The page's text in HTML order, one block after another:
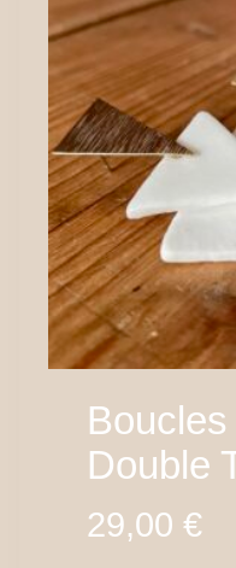
Boucles
Double
29,00 €